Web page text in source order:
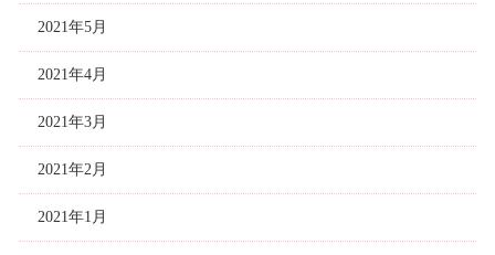
2021年5月
2021年4月
2021年3月
2021年2月
2021年1月